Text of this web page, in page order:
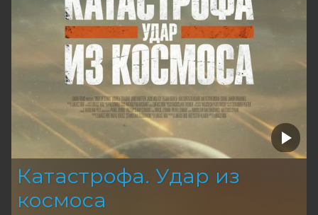
Катастрофа. Удар из
космоса